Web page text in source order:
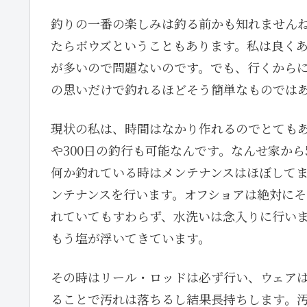
釣りの一番の楽しみは釣る前かも知れません
たらボウズということもあります。私は良
が多いので問題ないのです。でも、行くから
の思いだけで釣れるほどそう簡単なものでは
現状の私は、時間はなかり作れるのでとても
や300日の釣行も可能なんです。なんせ家か
何か釣れている時はメンテナンスはほぼして
ンテナンスを行います。オフショアは絶対に
れていてもすわらず、水洗いは念入りに行い
もう塩が浮いてきています。
その時はリール・ロッドは必ず行い、ウェア
ることで汚れは落ちるし結果長持ちします